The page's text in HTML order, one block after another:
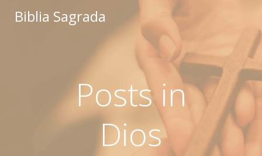
Saltar
al
contenido
Biblia Sagrada
Posts in
Dios